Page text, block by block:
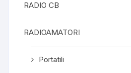
RADIO CB
RADIOAMATORI
Portatili